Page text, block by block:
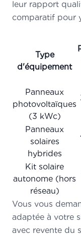
leur rapport
comparatif pour
Type
d'équipement
Panneaux
photovoltaïques
(3 kWc)
Panneaux
solaires
hybrides
Kit solaire
autonome (hors
réseau)
Vous vous
adaptée à votre
avec revente du